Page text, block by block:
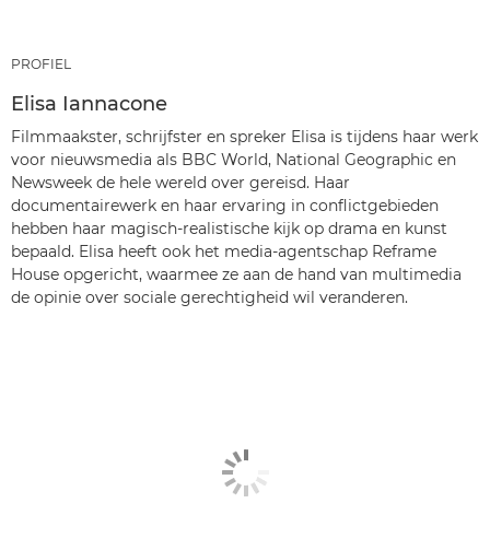
PROFIEL
Elisa Iannacone
Filmmaakster, schrijfster en spreker Elisa is tijdens haar werk
voor nieuwsmedia als BBC World, National Geographic en
Newsweek de hele wereld over gereisd. Haar
documentairewerk en haar ervaring in conflictgebieden
hebben haar magisch-realistische kijk op drama en kunst
bepaald. Elisa heeft ook het media-agentschap Reframe
House opgericht, waarmee ze aan de hand van multimedia
de opinie over sociale gerechtigheid wil veranderen.